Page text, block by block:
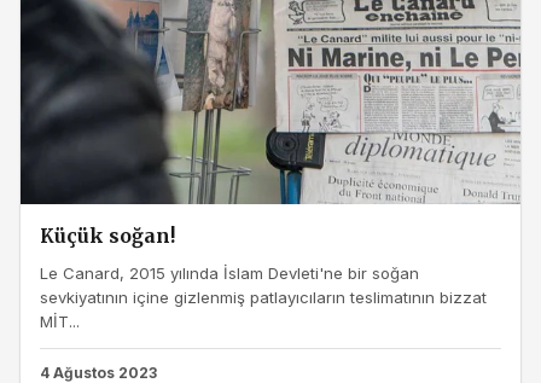
Küçük soğan!
Le Canard, 2015 yılında İslam Devleti'ne bir soğan
sevkiyatının içine gizlenmiş patlayıcıların teslimatının bizzat
MİT...
4 Ağustos 2023